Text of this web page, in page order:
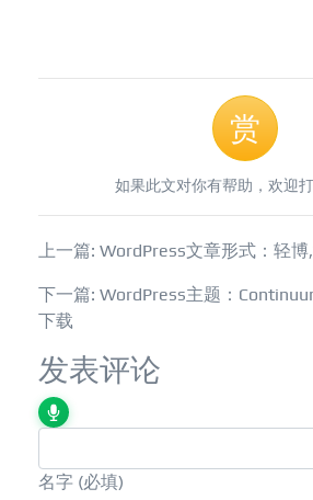
赏
如果此文对你有帮助，欢迎打
上一篇: WordPress文章形式：轻
下一篇: WordPress主题：
下载
发表评论
名字 (必填)